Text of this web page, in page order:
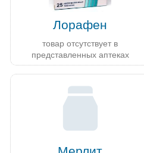
Лорафен
товар отсутствует в
представленных аптеках